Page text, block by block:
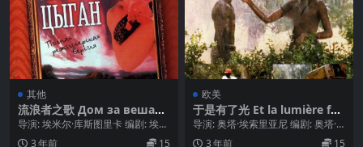
其他
流浪者之歌 Дом за вешањ
е (1988)
导演: 埃米尔·库斯图里卡 编剧: 埃米
尔·库斯图里卡 / 戈尔丹·米希奇 主
3 年前 15
欧美
于是有了光 Et la lumière fut
(1989)
导演: 奥塔·埃索里亚尼 编剧: 奥塔·
埃索里亚尼 主演: Sigalon Sa...
3 年前 15